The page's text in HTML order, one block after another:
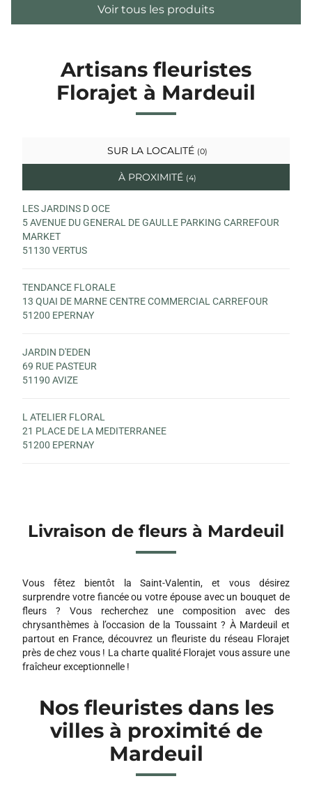
Voir tous les produits
Artisans fleuristes
Florajet à Mardeuil
SUR LA LOCALITÉ (0)
À PROXIMITÉ (4)
LES JARDINS D OCE
5 AVENUE DU GENERAL DE GAULLE PARKING CARREFOUR
MARKET
51130 VERTUS
TENDANCE FLORALE
13 QUAI DE MARNE CENTRE COMMERCIAL CARREFOUR
51200 EPERNAY
JARDIN D'EDEN
69 RUE PASTEUR
51190 AVIZE
L ATELIER FLORAL
21 PLACE DE LA MEDITERRANEE
51200 EPERNAY
Livraison de fleurs à Mardeuil
Vous fêtez bientôt la Saint-Valentin, et vous désirez
surprendre votre fiancée ou votre épouse avec un bouquet de
fleurs ? Vous recherchez une composition avec des
chrysanthèmes à l’occasion de la Toussaint ? À Mardeuil et
partout en France, découvrez un fleuriste du réseau Florajet
près de chez vous ! La charte qualité Florajet vous assure une
fraîcheur exceptionnelle !
Nos fleuristes dans les
villes à proximité de
Mardeuil